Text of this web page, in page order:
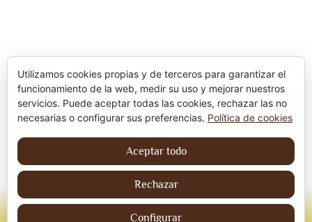
Política de privacidad
Aviso Legal
Política de cookies
© Jordi contreraS – Todos los derechos
Utilizamos cookies propias y de terceros para garantizar el
funcionamiento de la web, medir su uso y mejorar nuestros
servicios. Puede aceptar todas las cookies, rechazar las no
necesarias o configurar sus preferencias. Política de cookies
Aceptar todo
Rechazar
Configurar